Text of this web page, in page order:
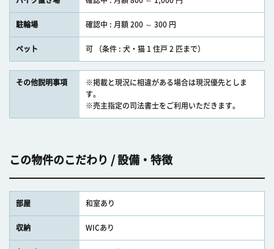
駐輪場 確認中 : 月額 200 ～ 300 円
ペット 可 （条件 : 犬・猫 1 住戸 2 匹まで）
その他説明事項
※掲載と現況に相違がある場合は現況優先としま
す。
※売主指定の司法書士をご利用いただきます。
この物件のこだわり / 設備・特徴
部屋 和室あり
収納 WICあり